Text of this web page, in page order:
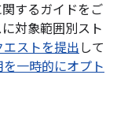
関するガイドをご
対象範囲別スト
エストを提出して
一時的にオプト